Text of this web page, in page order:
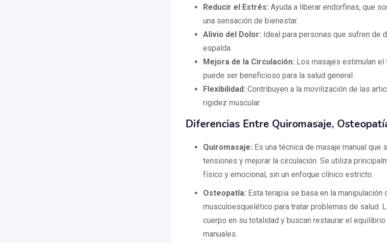
Reducir el Estrés: Ayuda a liberar endorfinas, que
una sensación de bienestar.
Alivio del Dolor: Ideal para personas que sufren de
espalda.
Mejora de la Circulación: Los masajes estimulan el
puede ser beneficioso para la salud general.
Flexibilidad: Contribuyen a la movilización de las
rigidez muscular.
Diferencias Entre Quiromasaje,
Quiromasaje: Es una técnica de masaje manual que
tensiones y mejorar la circulación. Se utiliza
físico y emocional, sin un enfoque clínico estricto.
Osteopatía: Esta terapia se basa en la manipulación
musculoesquelético para tratar problemas de salud.
cuerpo en su totalidad y buscan restaurar el
manuales.